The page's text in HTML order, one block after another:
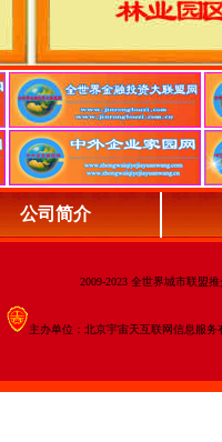
公司简介
2009-2023 全世界城市联盟
主办单位：北京宇宙天互联网信息服